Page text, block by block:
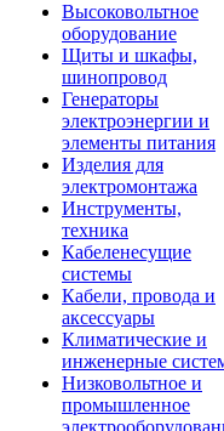
Высоковольтное
оборудование
Щиты и шкафы,
шинопровод
Генераторы
электроэнергии и
элементы питания
Изделия для
электромонтажа
Инструменты,
техника
Кабеленесущие
системы
Кабели, провода и
аксессуары
Климатические и
инженерные
Низковольтное и
промышленное